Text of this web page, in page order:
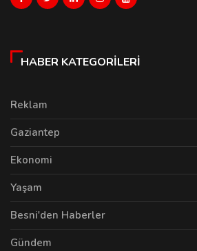
HABER KATEGORILERI
Reklam
Gaziantep
Ekonomi
Yaşam
Besni'den Haberler
Gündem